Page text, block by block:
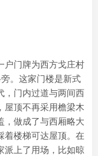
户门牌为西方戈庄村
。这家门楼是新式
，门内过道与两间西
屋顶不再采用檐梁木
，做成了与西厢略大
着楼梯可达屋顶。在
派上了用场，比如晾